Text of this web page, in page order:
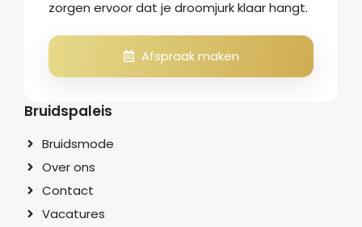
zorgen ervoor dat je droomjurk klaar hangt.
Afspraak maken
Bruidspaleis
Bruidsmode
Over ons
Contact
Vacatures